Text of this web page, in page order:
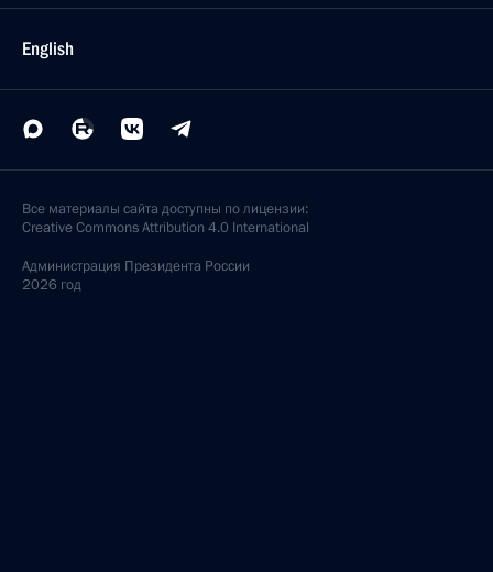
English
Все материалы сайта доступны по лицензии:
Creative Commons Attribution 4.0 International
Администрация Президента России
2026 год